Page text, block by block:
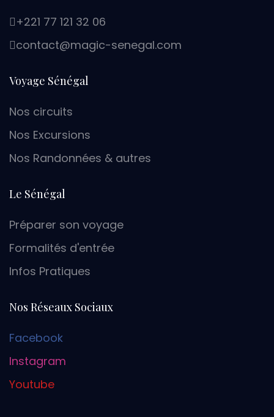
+221 77 121 32 06
moc.lagenes-cigam@tcatnoc
Voyage Sénégal
Nos circuits
Nos Excursions
Nos Randonnées & autres
Le Sénégal
Préparer son voyage
Formalités d'entrée
Infos Pratiques
Nos Réseaux Sociaux
Facebook
Instagram
Youtube